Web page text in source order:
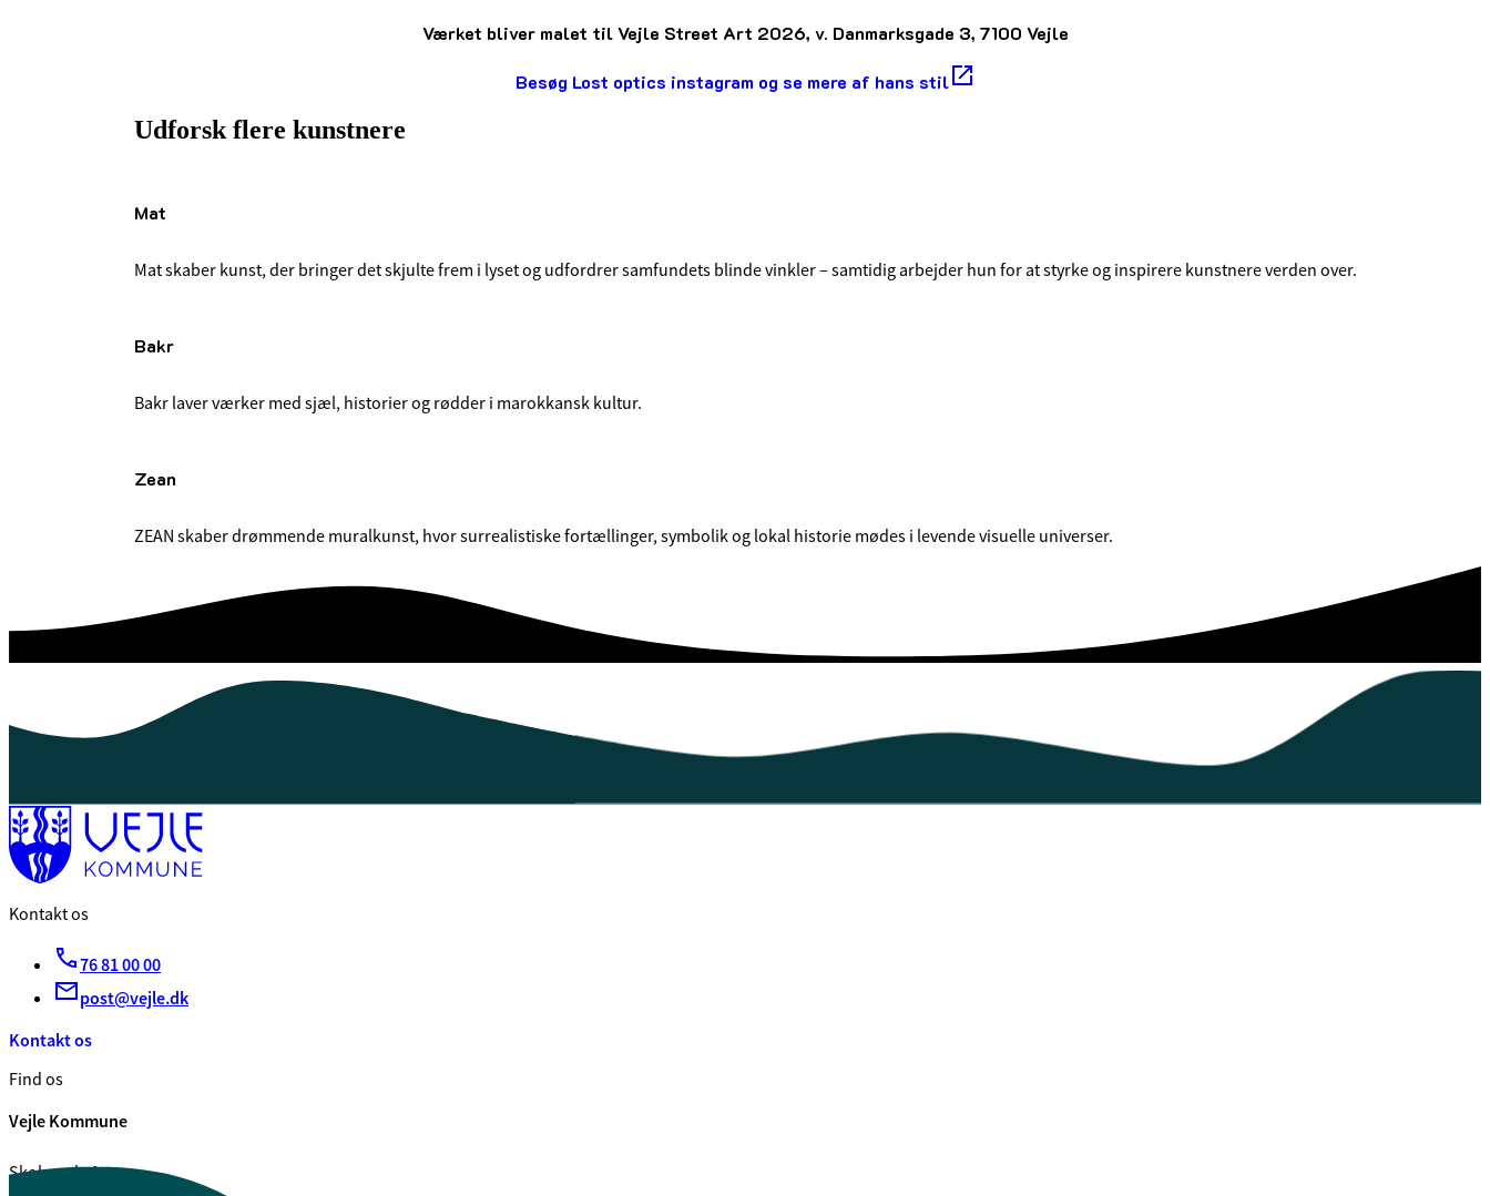
Værket bliver malet til Vejle Street Art 2026, v. Danmarksgade 3, 7100 Vejle
Besøg Lost optics instagram og se mere af hans stil
Udforsk flere kunstnere
Mat
Mat skaber kunst, der bringer det skjulte frem i lyset og udfordrer samfundets blinde vinkler – samtidig arbejder hun for at styrke og inspirere kunstnere verden over.
Bakr
Bakr laver værker med sjæl, historier og rødder i marokkansk kultur.
Zean
ZEAN skaber drømmende muralkunst, hvor surrealistiske fortællinger, symbolik og lokal historie mødes i levende visuelle universer.
Kontakt os
76 81 00 00
post@vejle.dk
Kontakt os
Find os
Vejle Kommune
Skolegade 1